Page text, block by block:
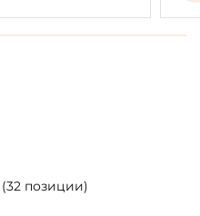
(32позиции)